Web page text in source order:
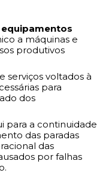
a máquinas e
produtivos
serviços voltados à
para
dos
para a continuidade
das paradas
das
por falhas